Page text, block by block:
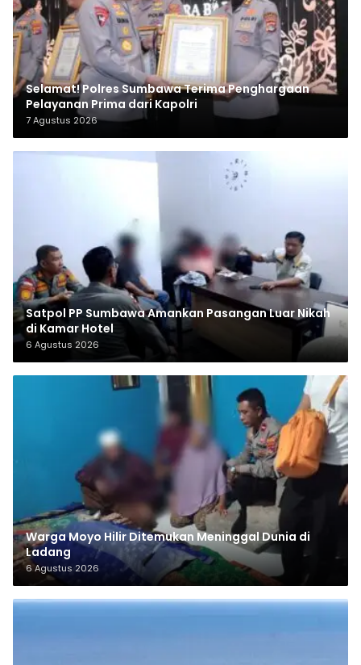
Selamat! Polres Sumbawa Terima Penghargaan
Pelayanan Prima dari Kapolri
7 Agustus 2026
Satpol PP Sumbawa Amankan Pasangan Luar Nikah
di Kamar Hotel
6 Agustus 2026
Warga Moyo Hilir Ditemukan Meninggal Dunia di
Ladang
6 Agustus 2026